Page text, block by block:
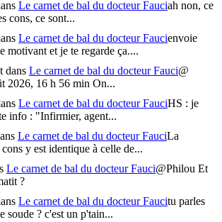
Le carnet de bal du docteur Fauciah non, ce
cons, ce sont...
Le carnet de bal du docteur Faucienvoie
motivant et je te regarde ça....
dans Le carnet de bal du docteur Fauci@
2026, 16 h 56 min On...
Le carnet de bal du docteur FauciHS : je
info : "Infirmier, agent...
Le carnet de bal du docteur FauciLa
y est identique à celle de...
Le carnet de bal du docteur Fauci@Philou Et
?
Le carnet de bal du docteur Faucitu parles
soude ? c'est un p'tain...